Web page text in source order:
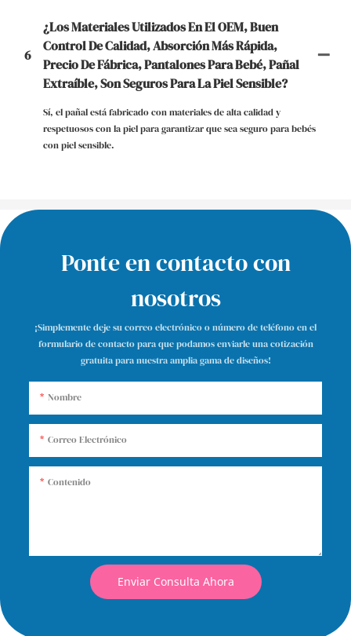
6
¿Los Materiales Utilizados En El OEM, Buen
Control De Calidad, Absorción Más Rápida,
Precio De Fábrica, Pantalones Para Bebé, Pañal
Extraíble, Son Seguros Para La Piel Sensible?
Sí, el pañal está fabricado con materiales de alta calidad y
respetuosos con la piel para garantizar que sea seguro para bebés
con piel sensible.
Ponte en contacto con
nosotros
¡Simplemente deje su correo electrónico o número de teléfono en el
formulario de contacto para que podamos enviarle una cotización
gratuita para nuestra amplia gama de diseños!
Nombre
Correo Electrónico
Contenido
Enviar Consulta Ahora